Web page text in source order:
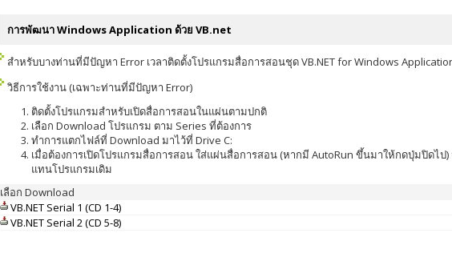
การพัฒนา Windows Application ด้วย VB.net
สำหรับบางท่านที่มีปัญหา Error เวลาติดตั้งโปรแกรมสื่อการสอนชุด VB.NET for Windows
วิธีการใช้งาน (เฉพาะท่านที่มีปัญหา Error)
ติดตั้งโปรแกรมสำหรับเปิดสื่อการสอนในแผ่นตามปกติ
เลือก Download โปรแกรม ตาม Series ที่ต้องการ
ทำการแตกไฟล์ที่ Download มาไว้ที่ Drive C:
เมื่อต้องการเปิดโปรแกรมสื่อการสอน ใส่แผ่นสื่อการสอน (หากมี AutoRun ขึ้นมาให้กดปุ่มปิดไป
แทนโปรแกรมเดิม
เลือก Download
VB.NET Serial 1 (CD 1-4)
VB.NET Serial 2 (CD 5-8)